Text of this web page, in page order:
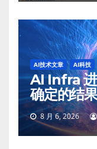
AI技术文章 AI科技
AI Infra
确定的结果
8 月 6, 2026